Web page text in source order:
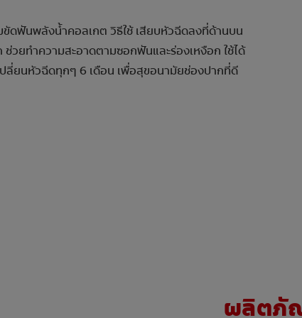
ขัดฟันพลังน้ำคอลเกต วิธีใช้ เสียบหัวฉีดลงที่ด้านบน
วยทำความสะอาดตามซอกฟันและร่องเหงือก ใช้ได้
ลี่ยนหัวฉีดทุกๆ 6 เดือน เพื่อสุขอนามัยช่องปากที่ดี
ผลิตภั